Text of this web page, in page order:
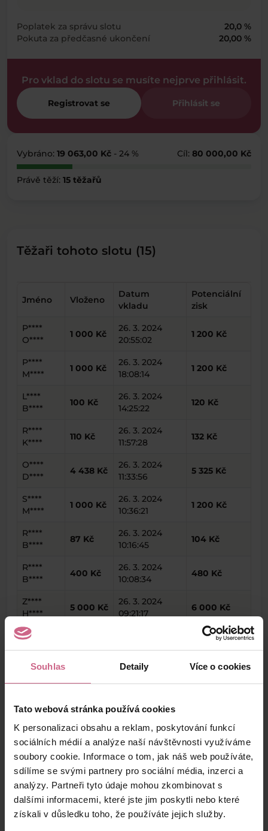
Souhlas Detaily Více o cookies
Tato webová stránka používá cookies
K personalizaci obsahu a reklam, poskytování funkcí
sociálních médií a analýze naší návštěvnosti využíváme
soubory cookie. Informace o tom, jak náš web používáte,
sdílíme se svými partnery pro sociální média, inzerci a
analýzy. Partneři tyto údaje mohou zkombinovat s
dalšími informacemi, které jste jim poskytli nebo které
získali v důsledku toho, že používáte jejich služby.
Poplatek za správu slotu
20,0 %
Pokuta za předčasné ukončení
20,00 %
Pro vklad do slotu se musíte nejprve přihlásit.
Registrovat se Přihlásit se
Vybráno: 19 063,00 Kč - 24 % Cíl: 80 000,00 Kč
Právě těží: 15 těžařů
Těžaři tohoto slotu (15)
Jméno Vloženo
Datum
vkladu
Potenciální
zisk
P****
O****
1 000 Kč
26. 3. 2024
20:55:02
1 200 Kč
P****
M****
1 000 Kč
26. 3. 2024
18:08:14
1 200 Kč
L****
B****
100 Kč
26. 3. 2024
14:25:22
120 Kč
R****
K****
110 Kč
26. 3. 2024
11:57:28
132 Kč
O****
D****
4 438 Kč
26. 3. 2024
11:33:56
5 325 Kč
S****
M****
1 000 Kč
26. 3. 2024
10:36:21
1 200 Kč
R****
B****
87 Kč
26. 3. 2024
10:16:45
104 Kč
R****
B****
400 Kč
26. 3. 2024
10:08:34
480 Kč
Z****
H****
5 000 Kč
26. 3. 2024
09:21:17
6 000 Kč
S****
M****
08:32:51
1 200 Kč
keyboard_arrow_left 1 2 keyboard_arrow_right
Výsledky těžby
Aktuální výsledek
6 110,00 Kč